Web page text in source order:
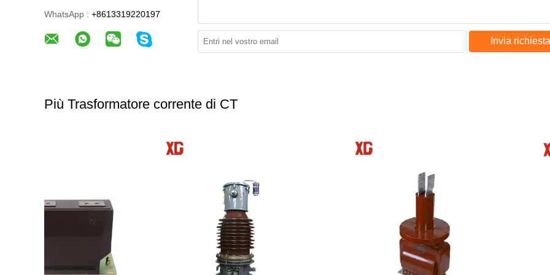
WhatsApp : +8613319220197
Invia richiesta
Più Trasformatore corrente di CT